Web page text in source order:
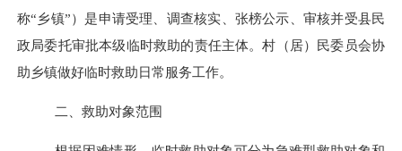
称“乡镇”）是申请受理、调查核实、张榜公示、审核并受县民
政局委托审批本级临时救助的责任主体。村（居）民委员会协
助乡镇做好临时救助日常服务工作。
二、救助对象范围